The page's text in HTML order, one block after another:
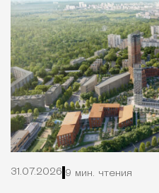
31.07.2026 9 мин. чтения